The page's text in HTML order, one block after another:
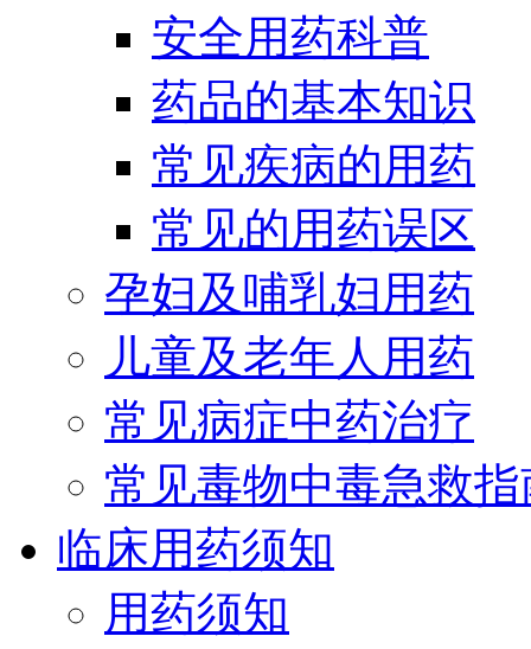
安全用药科普
药品的基本知识
常见疾病的用药
常见的用药误区
孕妇及哺乳妇用药
儿童及老年人用药
常见病症中药治疗
常见毒物中毒急救指
临床用药须知
用药须知